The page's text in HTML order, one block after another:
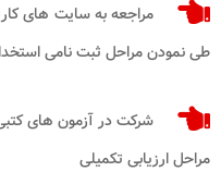
مراجعه به سایت های
طی نمودن مراحل ثبت نامی
شرکت در آزمون های
مراحل ارزیابی تکمیلی